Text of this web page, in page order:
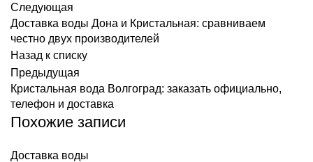
Следующая
Доставка воды Дона и Кристальная: сравниваем
честно двух производителей
Назад к списку
Предыдущая
Кристальная вода Волгоград: заказать официально,
телефон и доставка
Похожие записи
Доставка воды